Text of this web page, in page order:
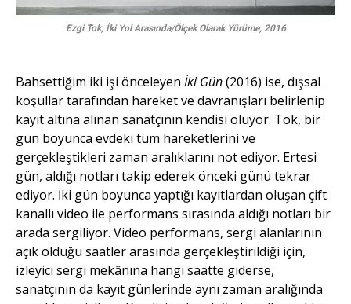
Ezgi Tok, İki Yol Arasında/Ölçek Olarak Yürüme, 2016
Bahsettiğim iki işi önceleyen İki Gün(2016) ise, dışsal
koşullar tarafından hareket ve davranışları belirlenip
kayıt altına alınan sanatçının kendisi oluyor. Tok, bir
gün boyunca evdeki tüm hareketlerini ve
gerçekleştikleri zaman aralıklarını not ediyor. Ertesi
gün, aldığı notları takip ederek önceki günü tekrar
ediyor. İki gün boyunca yaptığı kayıtlardan oluşan çift
kanallı video ile performans sırasında aldığı notları bir
arada sergiliyor. Video performans, sergi alanlarının
açık olduğu saatler arasında gerçekleştirildiği için,
izleyici sergi mekânına hangi saatte giderse,
sanatçının da kayıt günlerinde aynı zaman aralığında